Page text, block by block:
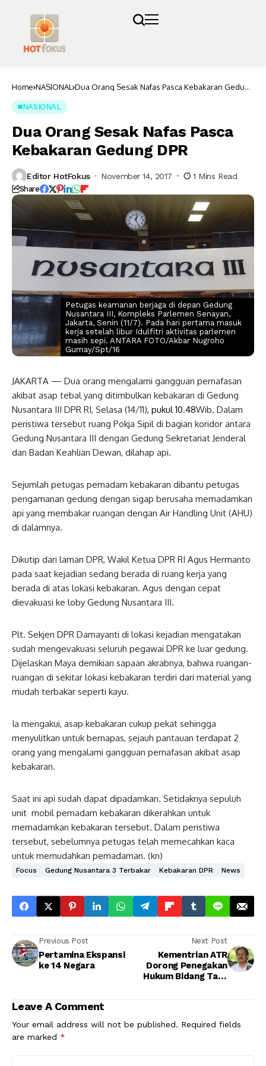
Home NASIONAL Dua Orang Sesak Nafas Pasca Kebakaran Gedung
NASIONAL
Dua Orang Sesak Nafas Pasca
Kebakaran Gedung DPR
Editor HotFokus November 14, 2017 1 Mins Read
Share
Petugas keamanan berjaga di depan Gedung
Nusantara III, Kompleks Parlemen Senayan,
Jakarta, Senin (11/7). Pada hari pertama masuk
kerja setelah libur Idulfitri aktivitas parlemen
masih sepi. ANTARA FOTO/Akbar Nugroho
Gumay/Spt/16
JAKARTA — Dua orang mengalami gangguan pernafasan
akibat asap tebal yang ditimbulkan kebakaran di Gedung
Nusantara III DPR RI, Selasa (14/11), pukul 10.48Wib. Dalam
peristiwa tersebut ruang Pokja Sipil di bagian koridor antara
Gedung Nusantara III dengan Gedung Sekretariat Jenderal
dan Badan Keahlian Dewan, dilahap api.
Sejumlah petugas pemadam kebakaran dibantu petugas
pengamanan gedung dengan sigap berusaha memadamkan
api yang membakar ruangan dengan Air Handling Unit (AHU)
di dalamnya.
Dikutip dari laman DPR, Wakil Ketua DPR RI Agus Hermanto
pada saat kejadian sedang berada di ruang kerja yang
berada di atas lokasi kebakaran. Agus dengan cepat
dievakuasi ke loby Gedung Nusantara III.
Plt. Sekjen DPR Damayanti di lokasi kejadian mengatakan
sudah mengevakuasi seluruh pegawai DPR ke luar gedung.
Dijelaskan Maya demikian sapaan akrabnya, bahwa ruangan-
ruangan di sekitar lokasi kebakaran terdiri dari material yang
mudah terbakar seperti kayu.
Ia mengakui, asap kebakaran cukup pekat sehingga
menyulitkan untuk bernapas, sejauh pantauan terdapat 2
orang yang mengalami gangguan pernafasan akibat asap
kebakaran.
Saat ini api sudah dapat dipadamkan. Setidaknya sepuluh
unit mobil pemadam kebakaran dikerahkan untuk
memadamkan kebakaran tersebut. Dalam peristiwa
tersebut, sebelumnya petugas telah memecahkan kaca
untuk memudahkan pemadaman. (kn)
Focus Gedung Nusantara 3 Terbakar Kebakaran DPR News
Previous Post
Pertamina Ekspansi
ke 14 Negara
Next Post
Kementrian ATR
Dorong Penegakan
Hukum Bidang Tata
Leave A Comment
Your email address will not be published. Required fields
are marked *